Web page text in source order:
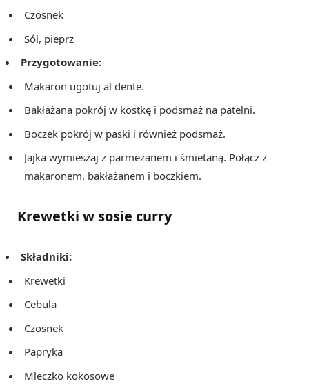
Czosnek
Sól, pieprz
Przygotowanie:
Makaron ugotuj al dente.
Bakłażana pokrój w kostkę i podsmaż na patelni.
Boczek pokrój w paski i również podsmaż.
Jajka wymieszaj z parmezanem i śmietaną. Połącz z
makaronem, bakłażanem i boczkiem.
Krewetki w sosie curry
Składniki:
Krewetki
Cebula
Czosnek
Papryka
Mleczko kokosowe